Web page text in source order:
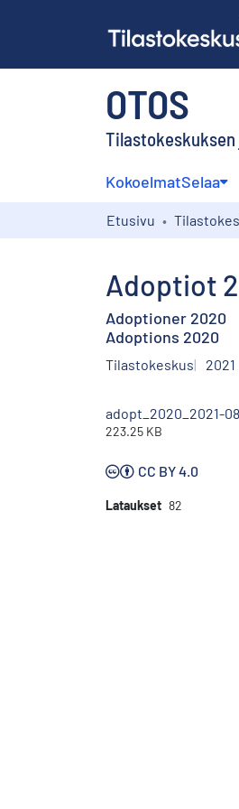
OTOS
KokoelmatSelaa
Etusivu
Adoptiot
Adoptioner 2020
Adoptions 2020
Tilastokeskus 2021
adopt_2020_2021-
223.25 KB
CC BY 4.0
Lataukset 82